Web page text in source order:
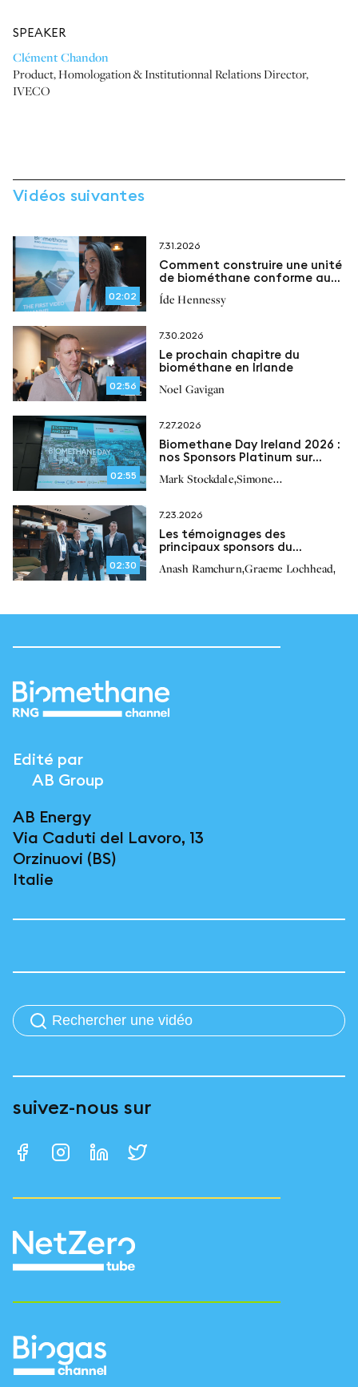
SPEAKER
Clément Chandon
Product, Homologation & Institutionnal Relations Director,
IVECO
Vidéos suivantes
02:02
7.31.2026
Comment construire une unité
de biométhane conforme aux
réglementations
Íde Hennessy
02:56
7.30.2026
Le prochain chapitre du
biométhane en Irlande
Noel Gavigan
02:55
7.27.2026
Biomethane Day Ireland 2026 :
nos Sponsors Platinum sur
Irlande
Mark Stockdale,Simone
02:30
7.23.2026
Les témoignages des
principaux sponsors du
Anash Ramchurn,Graeme Lochhead,
Edité par
AB Group
AB Energy
Via Caduti del Lavoro, 13
Orzinuovi (BS)
Italie
suivez-nous sur